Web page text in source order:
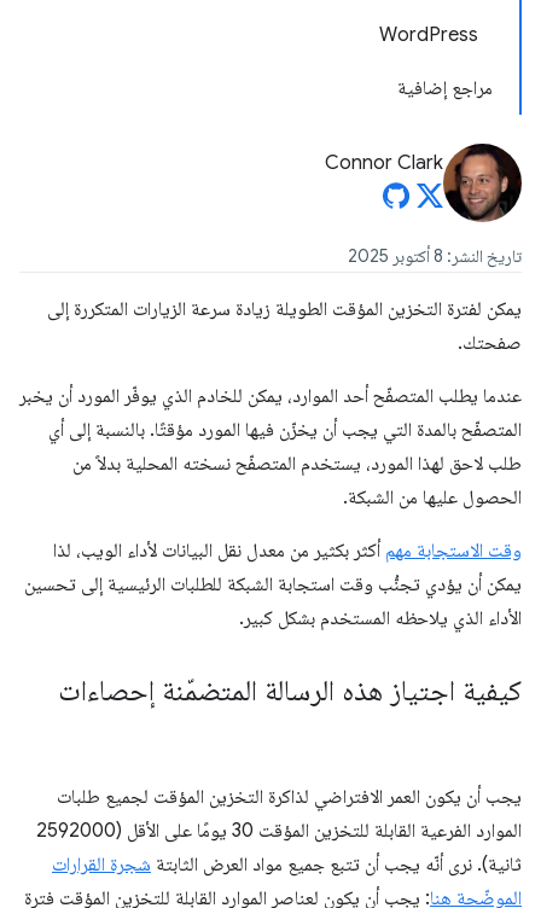
WordPress
مراجع إضافية
Connor Clark
تاريخ النشر: 8 أكتوبر 2025
يمكن لفترة التخزين المؤقت الطويلة زيادة سرعة الزيارات المتكررة إلى
صفحتك.
عندما يطلب المتصفّح أحد الموارد، يمكن للخادم الذي يوفّر المورد أن يخبر
المتصفّح بالمدة التي يجب أن يخزّن فيها المورد مؤقتًا. بالنسبة إلى أي
طلب لاحق لهذا المورد، يستخدم المتصفّح نسخته المحلية بدلاً من
الحصول عليها من الشبكة.
وقت الاستجابة مهم أكثر بكثير من معدل نقل البيانات لأداء الويب، لذا
يمكن أن يؤدي تجنُّب وقت استجابة الشبكة للطلبات الرئيسية إلى تحسين
الأداء الذي يلاحظه المستخدم بشكل كبير.
كيفية اجتياز هذه الرسالة المتضمّنة إحصاءات
يجب أن يكون العمر الافتراضي لذاكرة التخزين المؤقت لجميع طلبات
الموارد الفرعية القابلة للتخزين المؤقت 30 يومًا على الأقل (2592000
ثانية). نرى أنّه يجب أن تتبع جميع مواد العرض الثابتة شجرة القرارات
الموضّحة هنا: يجب أن يكون لعناصر الموارد القابلة للتخزين المؤقت فترة